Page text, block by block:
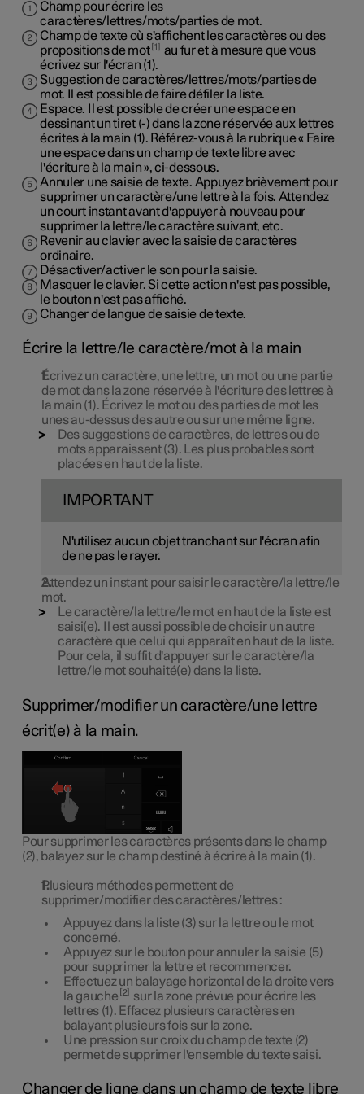
Champ pour écrire les
caractères/lettres/mots/parties de mot.
Champ de texte où s'affichent les caractères ou des
propositions de mot 1
au fur et à mesure que vous
écrivez sur l'écran (1).
Suggestion de caractères/lettres/mots/parties de
mot. Il est possible de faire défiler la liste.
Espace. Il est possible de créer une espace en
dessinant un tiret (-) dans la zone réservée aux lettres
écrites à la main (1). Référez-vous à la rubrique « Faire
une espace dans un champ de texte libre avec
l'écriture à la main », ci-dessous.
Annuler une saisie de texte. Appuyez brièvement pour
supprimer un caractère/une lettre à la fois. Attendez
un court instant avant d'appuyer à nouveau pour
supprimer la lettre/le caractère suivant, etc.
Revenir au clavier avec la saisie de caractères
ordinaire.
Désactiver/activer le son pour la saisie.
Masquer le clavier. Si cette action n'est pas possible,
le bouton n'est pas affiché.
Changer de langue de saisie de texte.
Écrire la lettre/le caractère/mot à la main
Écrivez un caractère, une lettre, un mot ou une partie
de mot dans la zone réservée à l'écriture des lettres à
la main (1). Écrivez le mot ou des parties de mot les
unes au-dessus des autre ou sur une même ligne.
Des suggestions de caractères, de lettres ou de
mots apparaissent (3). Les plus probables sont
placées en haut de la liste.
IMPORTANT
N'utilisez aucun objet tranchant sur l'écran afin
de ne pas le rayer.
Attendez un instant pour saisir le caractère/la lettre/le
mot.
Le caractère/la lettre/le mot en haut de la liste est
saisi(e). Il est aussi possible de choisir un autre
caractère que celui qui apparaît en haut de la liste.
Pour cela, il suffit d'appuyer sur le caractère/la
lettre/le mot souhaité(e) dans la liste.
Supprimer/modifier un caractère/une lettre
écrit(e) à la main.
Pour supprimer les caractères présents dans le champ
(2), balayez sur le champ destiné à écrire à la main (1).
Plusieurs méthodes permettent de
supprimer/modifier des caractères/lettres :
Appuyez dans la liste (3) sur la lettre ou le mot
concerné.
Appuyez sur le bouton pour annuler la saisie (5)
pour supprimer la lettre et recommencer.
Effectuez un balayage horizontal de la droite vers
la gauche 2
sur la zone prévue pour écrire les
lettres (1). Effacez plusieurs caractères en
balayant plusieurs fois sur la zone.
Une pression sur croix du champ de texte (2)
permet de supprimer l'ensemble du texte saisi.
Changer de ligne dans un champ de texte libre